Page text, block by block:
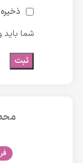
شما باید